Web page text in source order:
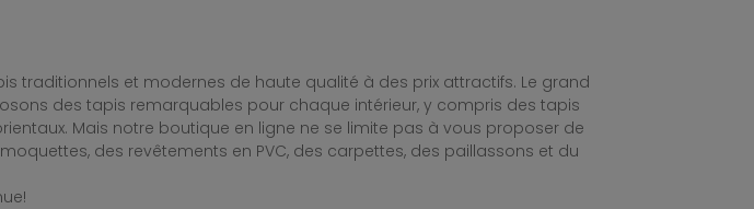
traditionnels et modernes de haute qualité à des prix attractifs. Le grand
des tapis remarquables pour chaque intérieur, y compris des tapis
Mais notre boutique en ligne ne se limite pas à vous proposer de
des revêtements en PVC, des carpettes, des paillassons et du